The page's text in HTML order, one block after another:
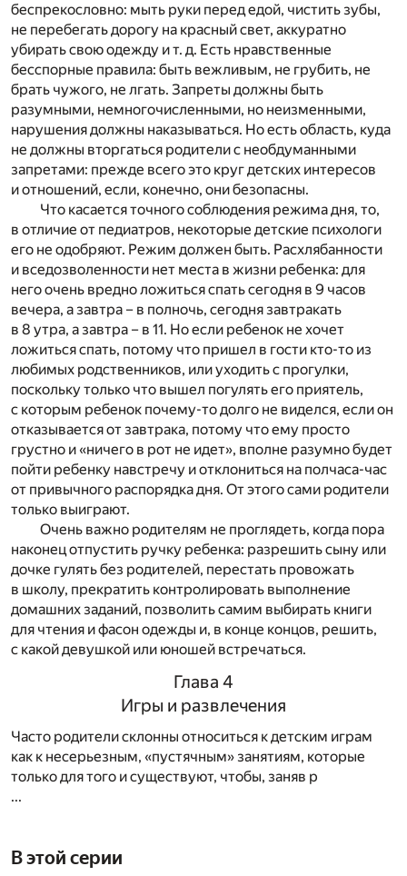
беспрекословно: мыть руки перед едой, чистить зубы,
не перебегать дорогу на красный свет, аккуратно
убирать свою одежду и т. д. Есть нравственные
бесспорные правила: быть вежливым, не грубить, не
брать чужого, не лгать. Запреты должны быть
разумными, немногочисленными, но неизменными,
нарушения должны наказываться. Но есть область, куда
не должны вторгаться родители с необдуманными
запретами: прежде всего это круг детских интересов
и отношений, если, конечно, они безопасны.
Что касается точного соблюдения режима дня, то,
в отличие от педиатров, некоторые детские психологи
его не одобряют. Режим должен быть. Расхлябанности
и вседозволенности нет места в жизни ребенка: для
него очень вредно ложиться спать сегодня в 9 часов
вечера, а завтра – в полночь, сегодня завтракать
в 8 утра, а завтра – в 11. Но если ребенок не хочет
ложиться спать, потому что пришел в гости кто-то из
любимых родственников, или уходить с прогулки,
поскольку только что вышел погулять его приятель,
с которым ребенок почему-то долго не виделся, если он
отказывается от завтрака, потому что ему просто
грустно и «ничего в рот не идет», вполне разумно будет
пойти ребенку навстречу и отклониться на полчаса-час
от привычного распорядка дня. От этого сами родители
только выиграют.
Очень важно родителям не проглядеть, когда пора
наконец отпустить ручку ребенка: разрешить сыну или
дочке гулять без родителей, перестать провожать
в школу, прекратить контролировать выполнение
домашних заданий, позволить самим выбирать книги
для чтения и фасон одежды и, в конце концов, решить,
с какой девушкой или юношей встречаться.
Глава 4
Игры и развлечения
Часто родители склонны относиться к детским играм
как к несерьезным, «пустячным» занятиям, которые
только для того и существуют, чтобы, заняв р
...
В этой серии